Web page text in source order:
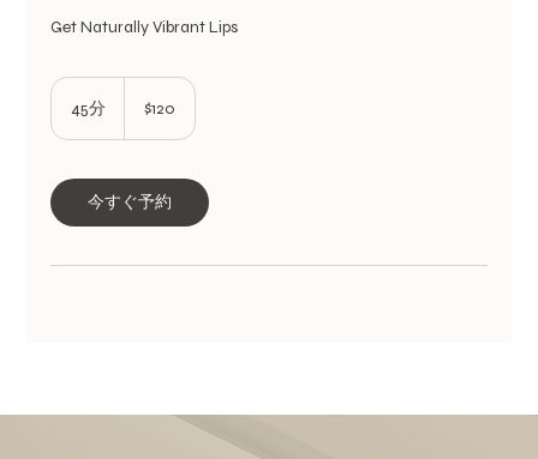
Get Naturally Vibrant Lips
45分 $120
今すぐ予約